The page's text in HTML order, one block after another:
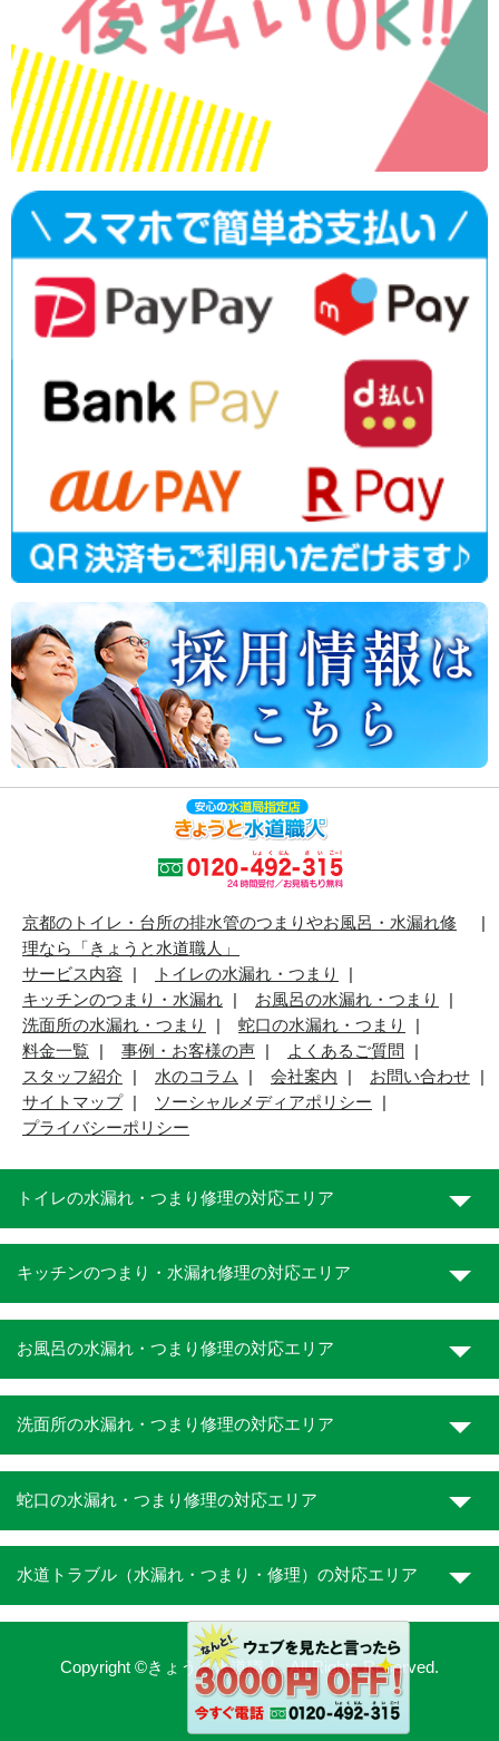
京都のトイレ・台所の排水管のつまりやお風呂・水漏れ修
理なら「きょうと水道職人」
サービス内容
トイレの水漏れ・つまり
キッチンのつまり・水漏れ
お風呂の水漏れ・つまり
洗面所の水漏れ・つまり
蛇口の水漏れ・つまり
料金一覧
事例・お客様の声
よくあるご質問
スタッフ紹介
水のコラム 会社案内
お問い合わせ
サイトマップ
ソーシャルメディアポリシー
プライバシーポリシー
トイレの水漏れ・つまり修理の対応エリア
キッチンのつまり・水漏れ修理の対応エリア
お風呂の水漏れ・つまり修理の対応エリア
洗面所の水漏れ・つまり修理の対応エリア
蛇口の水漏れ・つまり修理の対応エリア
水道トラブル（水漏れ・つまり・修理）の対応エリア
Copyright ©きょうと水道職人. All Rights Reserved.